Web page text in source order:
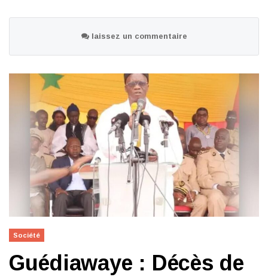
laissez un commentaire
Société
Guédiawaye : Décès de